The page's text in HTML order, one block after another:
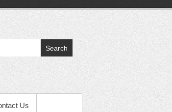
Search
Us